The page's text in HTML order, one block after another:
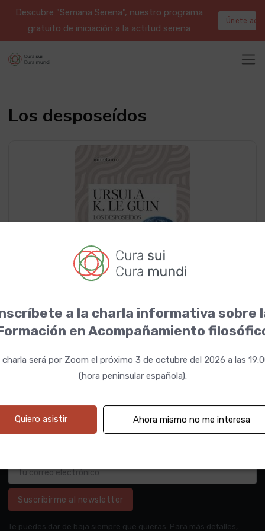
Descubre "Semana Serena", nuestro programa
gratuito de iniciación a la actitud serena
Únete aquí
Los desposeídos
Suscribirme al newsletter
Te puedes dar de baja siempre que quieras. Para más detalles,
a la charla informativa sobre
en Acompañamiento
charla será por Zoom el próximo 3 de octubre del 2026 a las
(hora peninsular española).
Quiero asistir Ahora mismo no me interesa